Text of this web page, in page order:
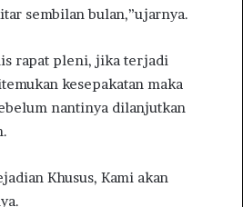
sembilan bulan,”ujarnya.
rapat pleni, jika terjadi
kesepakatan maka
nantinya dilanjutkan
Khusus, Kami akan